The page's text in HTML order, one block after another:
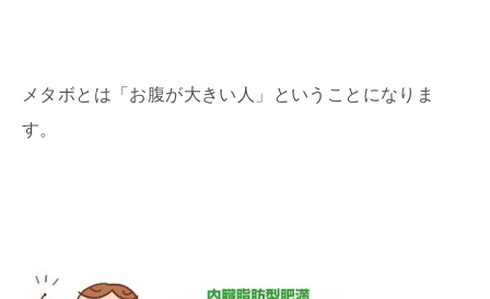
メタボとは「お腹が大きい人」ということになりま
す。